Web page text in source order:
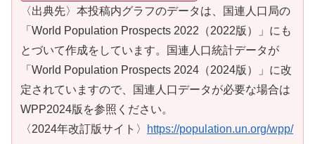
〈出典先〉本投稿内グラフのデータは、国連人口局の
「World Population Prospects 2022（2022版）」にも
とづいて作成をしています。国連人口統計データが
「World Population Prospects 2024（2024版）」に改
定されていますので、国連人口データが必要な場合は
WPP2024版を参照ください。
〈2024年改訂版サイト〉
https://population.un.org/wpp/